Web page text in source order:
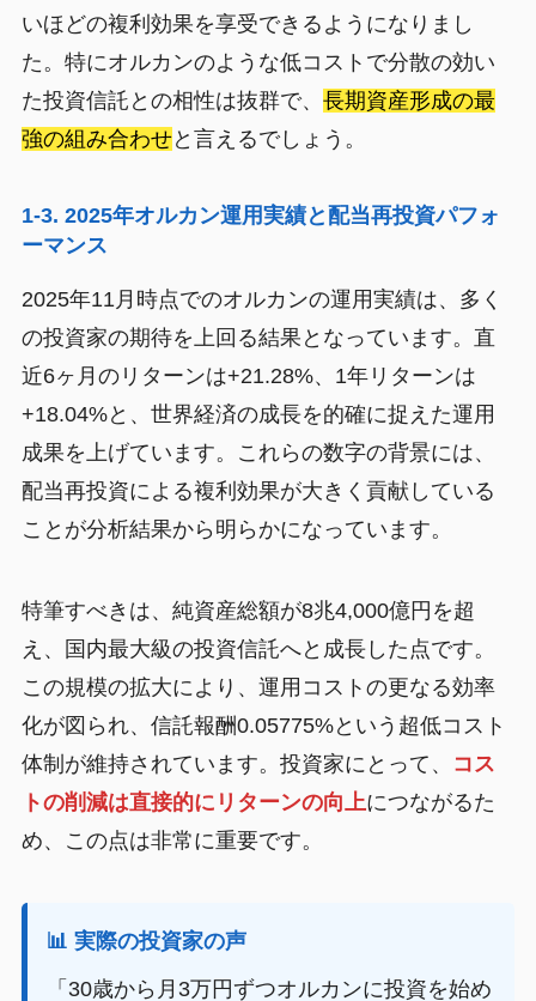
いほどの複利効果を享受できるようになりまし
た。特にオルカンのような低コストで分散の効い
た投資信託との相性は抜群で、 長期資産形成の最
強の組み合わせと言えるでしょう。
1-3. 2025年オルカン運用実績と配当再投資パフォ
ーマンス
2025年11月時点でのオルカンの運用実績は、多く
の投資家の期待を上回る結果となっています。直
近6ヶ月のリターンは+21.28%、1年リターンは
+18.04%と、世界経済の成長を的確に捉えた運用
成果を上げています。これらの数字の背景には、
配当再投資による複利効果が大きく貢献している
ことが分析結果から明らかになっています。
特筆すべきは、純資産総額が8兆4,000億円を超
え、国内最大級の投資信託へと成長した点です。
この規模の拡大により、運用コストの更なる効率
化が図られ、信託報酬0.05775%という超低コスト
体制が維持されています。投資家にとって、
コス
トの削減は直接的にリターンの向上につながるた
め、この点は非常に重要です。
📊 実際の投資家の声
「30歳から月3万円ずつオルカンに投資を始め